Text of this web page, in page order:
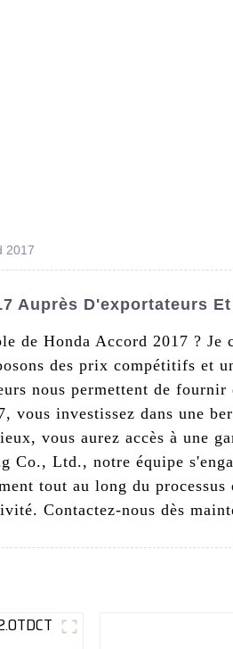
2017
Auprès D'exportateurs
de Honda Accord 2017 ?
des prix compétitifs et
nous permettent de
vous investissez dans une
vous aurez accès à une
Co., Ltd., notre équipe
tout au long du
Contactez-nous dès